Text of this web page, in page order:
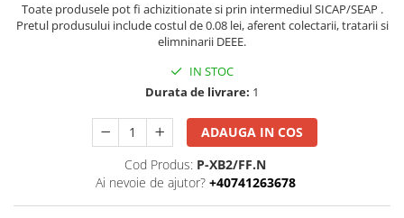
Canal cablu PVC
PRELUNGITOARE
Toate produsele pot fi achizitionate si prin intermediul SICAP/SEAP .
Pretul produsului include costul de 0.08 lei, aferent colectarii, tratarii si
elimninarii DEEE.
IN STOC
Durata de livrare: 1
ADAUGA IN COS
Cod Produs: P-XB2/FF.N
Ai nevoie de ajutor? +40741263678